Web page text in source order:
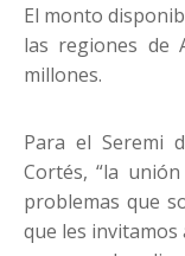
El monto
las regiones de
millones.
Para el Seremi
Cortés, “la
problemas que
que les invitamos